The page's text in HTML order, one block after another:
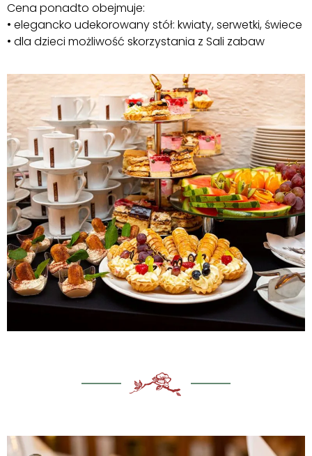
Cena ponadto obejmuje:
• elegancko udekorowany stół: kwiaty, serwetki, świece
• dla dzieci możliwość skorzystania z Sali zabaw